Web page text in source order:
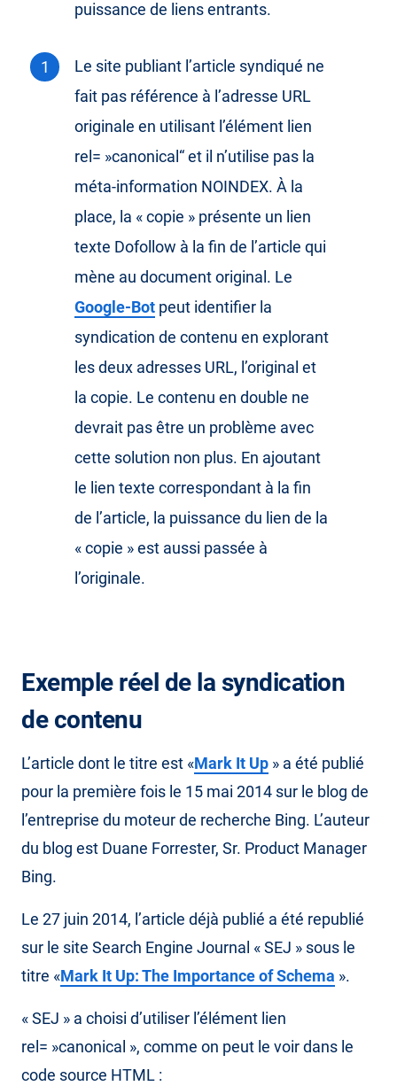
puissance de liens entrants.
Le site publiant l’article syndiqué ne
fait pas référence à l’adresse URL
originale en utilisant l’élément lien
rel= »canonical“ et il n’utilise pas la
méta-information NOINDEX. À la
place, la « copie » présente un lien
texte Dofollow à la fin de l’article qui
mène au document original. Le
Google-Bot peut identifier la
syndication de contenu en explorant
les deux adresses URL, l’original et
la copie. Le contenu en double ne
devrait pas être un problème avec
cette solution non plus. En ajoutant
le lien texte correspondant à la fin
de l’article, la puissance du lien de la
« copie » est aussi passée à
l’originale.
Exemple réel de la syndication
de contenu
L’article dont le titre est «Mark It Up » a été publié
pour la première fois le 15 mai 2014 sur le blog de
l’entreprise du moteur de recherche Bing. L’auteur
du blog est Duane Forrester, Sr. Product Manager
Bing.
Le 27 juin 2014, l’article déjà publié a été republié
sur le site Search Engine Journal « SEJ » sous le
titre «Mark It Up: The Importance of Schema ».
« SEJ » a choisi d’utiliser l’élément lien
rel= »canonical », comme on peut le voir dans le
code source HTML :